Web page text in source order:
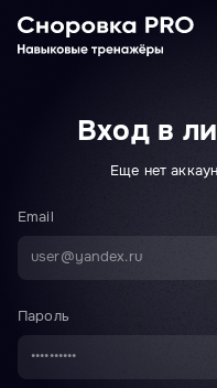
Вход в
Еще нет
Email
user@yandex.ru
Пароль
••••••••••